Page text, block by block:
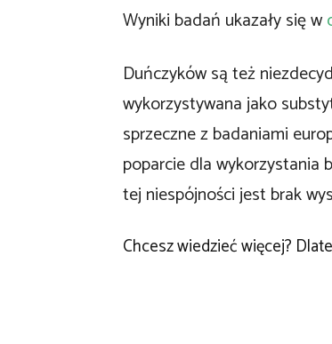
Wyniki badań ukazały się w
Duńczyków są też
wykorzystywana jako
sprzeczne z badaniami
poparcie dla wykorzystania
tej niespójności jest brak
Chcesz wiedzieć więcej?